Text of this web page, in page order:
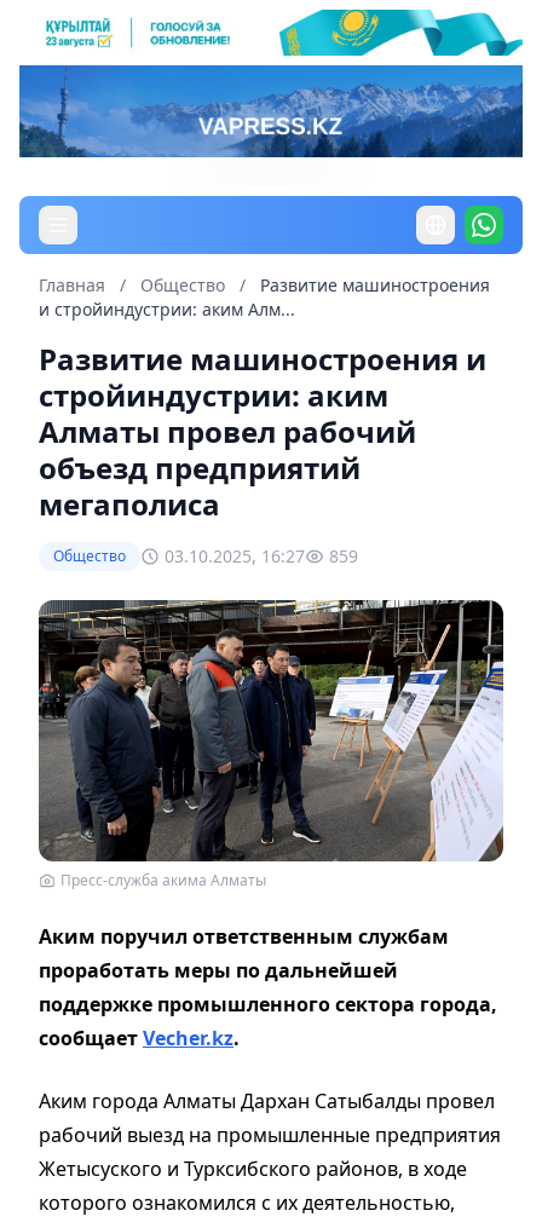
Главная / Общество /
Развитие машиностроения
и стройиндустрии: аким Алм...
Развитие машиностроения и
стройиндустрии: аким
Алматы провел рабочий
объезд предприятий
мегаполиса
Общество 03.10.2025, 16:27 859
Пресс-служба акима Алматы
Аким поручил ответственным службам
проработать меры по дальнейшей
поддержке промышленного сектора города,
сообщаетVecher.kz.
Аким города Алматы Дархан Сатыбалды провел
рабочий выезд на промышленные предприятия
Жетысуского и Турксибского районов, в ходе
которого ознакомился с их деятельностью,